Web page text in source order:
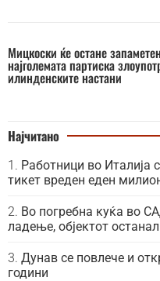
Мицкоски ќе остане
најголемата партиска
илинденските настани
Најчитано
Работници во Италија
тикет вреден еден
Во погребна куќа во
ладење, објектот
Дунав се повлече и
години